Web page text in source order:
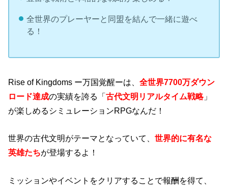
全世界のプレーヤーと同盟を結んで一緒に遊べ
る！
Rise of Kingdoms ー万国覚醒ーは、全世界7700万ダウン
ロード達成の実績を誇る「古代文明 リアルタイム戦略」
が楽しめるシミュレーションRPGなんだ！
世界の古代文明がテーマとなっていて、世界的に有名な
英雄たちが登場するよ！
ミッションやイベントをクリアすることで報酬を得て、